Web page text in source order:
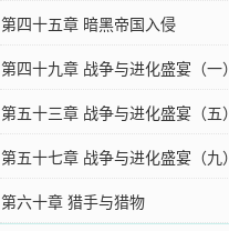
第四十五章 暗黑帝国入侵
第四十九章 战争与进化盛宴（一）
第五十三章 战争与进化盛宴（五）
第五十七章 战争与进化盛宴（九）
第六十章 猎手与猎物